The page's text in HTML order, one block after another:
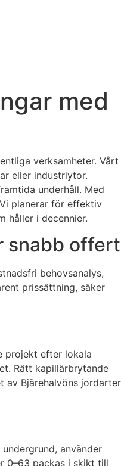
med
verksamheter. Vårt
eller industriytor.
underhåll. Med
planerar för effektiv
håller i decennier.
snabb offert
behovsanalys,
prissättning, säker
projekt efter lokala
Rätt kapillärbrytande
av Bjärehalvöns jordarter
använder
0–63 packas i skikt till